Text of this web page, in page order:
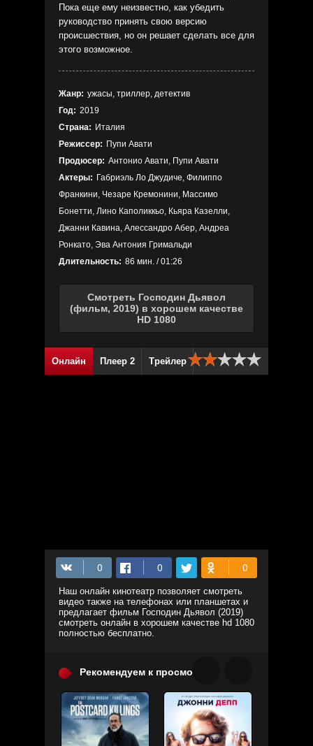
Пока еще ему неизвестно, как убедить
руководство принять свою версию
происшествия, но он решает сделать все для
этого возможное.
Жанр: ужасы, триллер, детектив
Год: 2019
Страна: Италия
Режиссер: Пупи Авати
Продюсер: Антонио Авати, Пупи Авати
Актеры: Габриэль Ло Джудиче, Филиппо
Франкини, Чезаре Кремонини, Массимо
Бонетти, Лино Каполиккьо, Кьяра Казелли,
Джанни Кавина, Алессандро Абер, Андреа
Ронкато, Эва Антония Гримальди
Длительность: 86 мин. / 01:26
Смотреть Господин Дьявол
(фильм, 2019) в хорошем качестве
HD 1080
Онлайн Плеер 2 Трейлер
Наш онлайн кинотеатр позволяет смотреть
видео также на телефонах или планшетах и
предлагает фильм Господин Дьявол (2019)
смотреть онлайн в хорошем качестве hd 1080
полностью бесплатно.
Рекомендуем к просмотру: